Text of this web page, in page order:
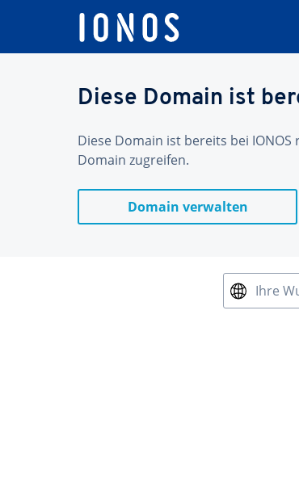
Diese Domain ist
Diese Domain ist bereits bei
Domain zugreifen.
Domain verwalten
Ihre